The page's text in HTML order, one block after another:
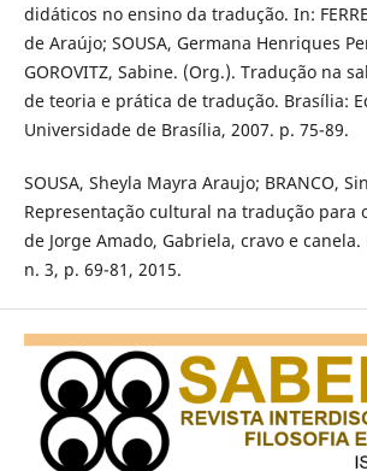
didáticos no ensino da tradução. In:
de Araújo; SOUSA, Germana Henriques
GOROVITZ, Sabine. (Org.). Tradução na
de teoria e prática de tradução. Brasília:
Universidade de Brasília, 2007. p. 75-89.
SOUSA, Sheyla Mayra Araujo; BRANCO,
Representação cultural na tradução para
de Jorge Amado, Gabriela, cravo e
n. 3, p. 69-81, 2015.